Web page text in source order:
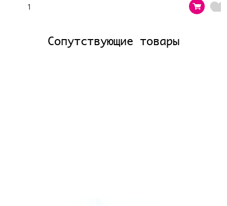
Сопутствующие товары